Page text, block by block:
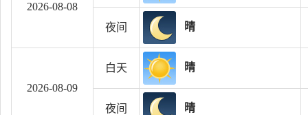
2026-08-08
夜间 晴
2026-08-09
白天 晴
夜间 晴